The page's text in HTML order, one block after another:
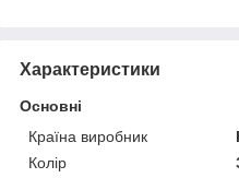
Характеристики
Основні
Країна виробник
Колір